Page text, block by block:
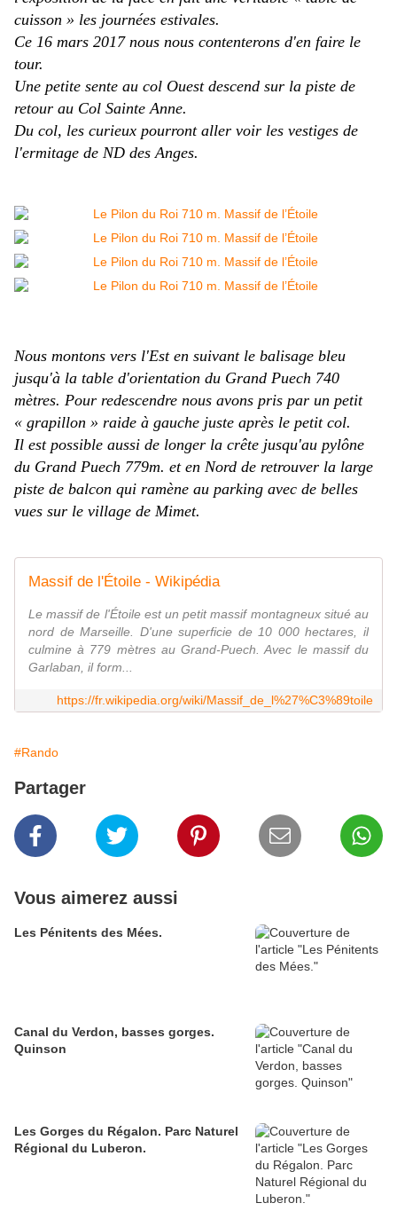
cuisson » les journées estivales.
Ce 16 mars 2017 nous nous contenterons d'en faire le
tour.
Une petite sente au col Ouest descend sur la piste de
retour au Col Sainte Anne.
Du col, les curieux pourront aller voir les vestiges de
l'ermitage de ND des Anges.
Nous montons vers l'Est en suivant le balisage bleu
jusqu'à la table d'orientation du Grand Puech 740
mètres. Pour redescendre nous avons pris par un petit
« grapillon » raide à gauche juste après le petit col.
Il est possible aussi de longer la crête jusqu'au pylône
du Grand Puech 779m. et en Nord de retrouver la large
piste de balcon qui ramène au parking avec de belles
vues sur le village de Mimet.
Massif de l'Étoile - Wikipédia
Le massif de l'Étoile est un petit massif montagneux situé au
nord de Marseille. D'une superficie de 10 000 hectares, il
culmine à 779 mètres au Grand-Puech. Avec le massif du
Garlaban, il form...
https://fr.wikipedia.org/wiki/Massif_de_l%27%C3%89toile
#Rando
Partager
Vous aimerez aussi
Les Pénitents des Mées.
Canal du Verdon, basses gorges.
Quinson
Les Gorges du Régalon. Parc Naturel
Régional du Luberon.